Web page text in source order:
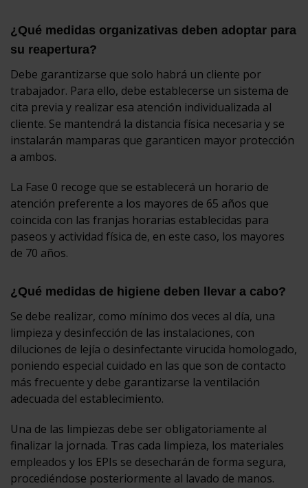
¿Qué medidas organizativas deben adoptar para
su reapertura?
Debe garantizarse que solo habrá un cliente por
trabajador. Para ello, debe establecerse un sistema de
cita previa y realizar esa atención individualizada al
cliente. Se mantendrá la distancia física necesaria y se
instalarán mamparas que garanticen mayor protección
a ambos.
La Fase 0 recoge que se establecerá un horario de
atención preferente a los mayores de 65 años que
coincida con las franjas horarias establecidas para
paseos y actividad física de, en este caso, los mayores
de 70 años.
¿Qué medidas de higiene deben llevar a cabo?
Se debe realizar, como mínimo dos veces al día, una
limpieza y desinfección de las instalaciones, con
diluciones de lejía o desinfectante virucida homologado,
poniendo especial cuidado en las que son de contacto
más frecuente y debe garantizarse la ventilación
adecuada del establecimiento.
Una de las limpiezas debe ser obligatoriamente al
finalizar la jornada. Tras cada limpieza, los materiales
empleados y los EPIs se desecharán de forma segura,
procediéndose posteriormente al lavado de manos.